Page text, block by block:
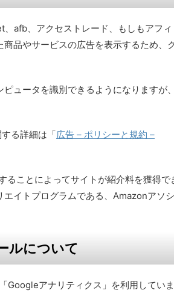
afb、アクセストレード、もしもアフィ
品やサービスの広告を表示するため、
ュータを識別できるようになりますが、
る詳細は「広告 – ポリシーと規約 –
ことによってサイトが紹介料を獲得で
イトプログラムである、Amazonアソシ
ルについて
Googleアナリティクス」を利用していま